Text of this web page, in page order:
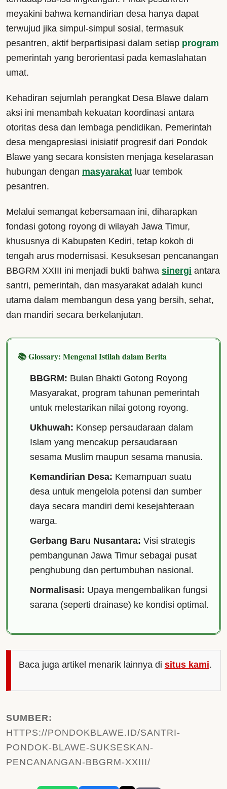
meyakini bahwa kemandirian desa hanya dapat
terwujud jika simpul-simpul sosial, termasuk
pesantren, aktif berpartisipasi dalam setiap program
pemerintah yang berorientasi pada kemaslahatan
umat.
Kehadiran sejumlah perangkat Desa Blawe dalam
aksi ini menambah kekuatan koordinasi antara
otoritas desa dan lembaga pendidikan. Pemerintah
desa mengapresiasi inisiatif progresif dari Pondok
Blawe yang secara konsisten menjaga keselarasan
hubungan dengan masyarakat luar tembok
pesantren.
Melalui semangat kebersamaan ini, diharapkan
fondasi gotong royong di wilayah Jawa Timur,
khususnya di Kabupaten Kediri, tetap kokoh di
tengah arus modernisasi. Kesuksesan pencanangan
BBGRM XXIII ini menjadi bukti bahwa sinergi antara
santri, pemerintah, dan masyarakat adalah kunci
utama dalam membangun desa yang bersih, sehat,
dan mandiri secara berkelanjutan.
📚 Glossary: Mengenal Istilah dalam Berita
BBGRM: Bulan Bhakti Gotong Royong
Masyarakat, program tahunan pemerintah
untuk melestarikan nilai gotong royong.
Ukhuwah: Konsep persaudaraan dalam
Islam yang mencakup persaudaraan
sesama Muslim maupun sesama manusia.
Kemandirian Desa: Kemampuan suatu
desa untuk mengelola potensi dan sumber
daya secara mandiri demi kesejahteraan
warga.
Gerbang Baru Nusantara: Visi strategis
pembangunan Jawa Timur sebagai pusat
penghubung dan pertumbuhan nasional.
Normalisasi: Upaya mengembalikan fungsi
sarana (seperti drainase) ke kondisi optimal.
Baca juga artikel menarik lainnya di situs kami.
SUMBER:
HTTPS://PONDOKBLAWE.ID/SANTRI-
PONDOK-BLAWE-SUKSESKAN-
PENCANANGAN-BBGRM-XXIII/